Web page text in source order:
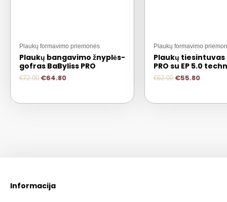
Plaukų formavimo priemonės
Plaukų bangavimo žnyplės-
gofras BaByliss PRO
€72.00 €64.80
Plaukų formavimo
Plaukų tiesintuvas
PRO su EP 5.0
€62.00 €55.80
Informacija